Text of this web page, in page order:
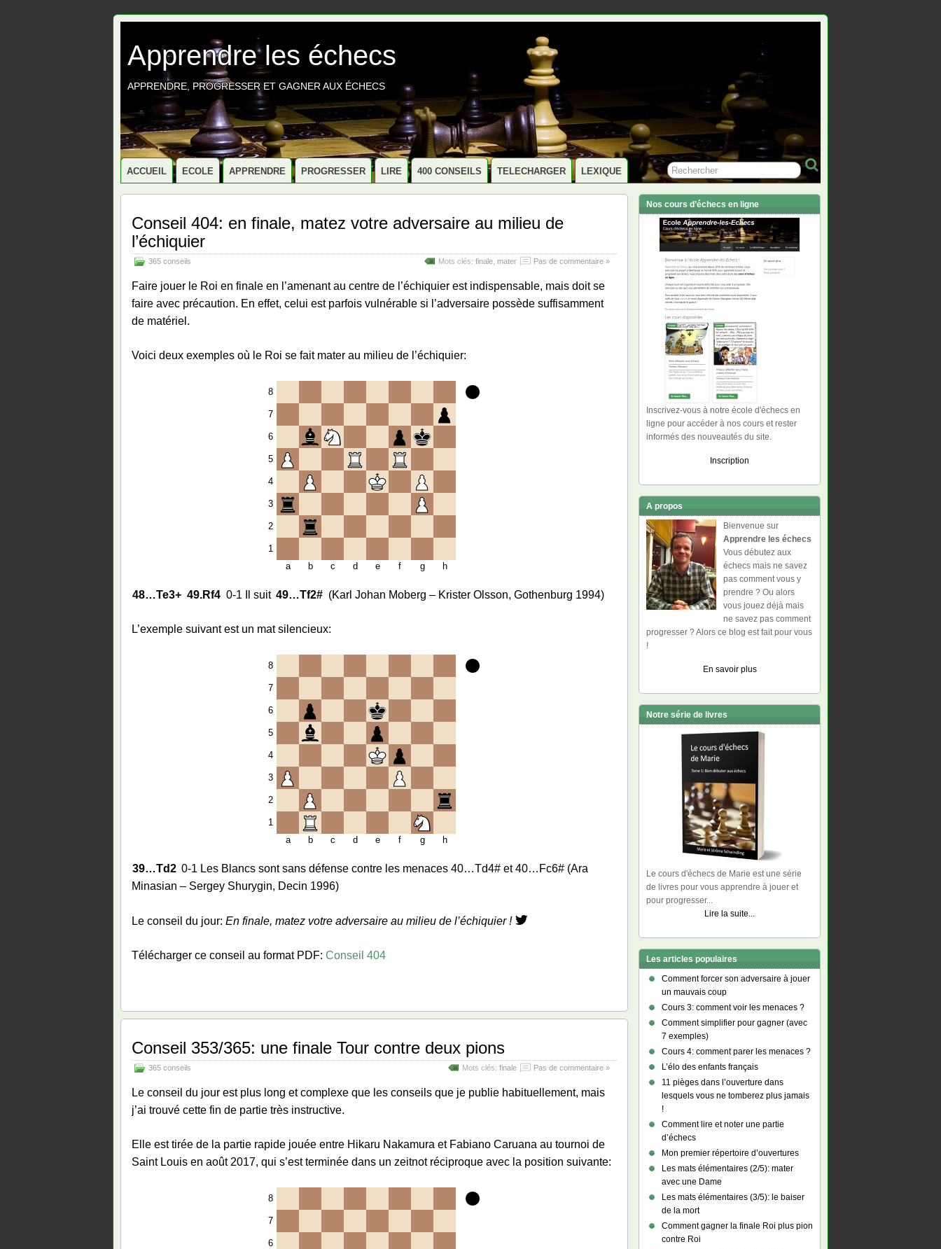
Apprendre les échecs
APPRENDRE, PROGRESSER ET GAGNER AUX ÉCHECS
ACCUEIL ECOLE APPRENDRE PROGRESSER LIRE 400 CONSEILS TELECHARGER LEXIQUE
Conseil 404: en finale, matez votre adversaire au milieu de
l’échiquier
365 conseils Pas de commentaire »
Mots clés: finale mater
Faire jouer le Roi en finale en l’amenant au centre de l’échiquier est indispensable, mais doit se
faire avec précaution. En effet, celui est parfois vulnérable si l’adversaire possède suffisamment
de matériel.
Voici deux exemples où le Roi se fait mater au milieu de l’échiquier:
8
7
6
5
4
3
2
1
a
b c d e f g h
48…Te3+ 49.Rf4 0-1 Il suit 49…Tf2# (Karl Johan Moberg – Krister Olsson, Gothenburg 1994)
L’exemple suivant est un mat silencieux:
8
7
6
5
4
3
2
1
a
b c d e f g h
39…Td2 0-1 Les Blancs sont sans défense contre les menaces 40…Td4# et 40…Fc6# (Ara
Minasian – Sergey Shurygin, Decin 1996)
Le conseil du jour: En finale, matez votre adversaire au milieu de l’échiquier !
Télécharger ce conseil au format PDF: Conseil 404
Conseil 353/365: une finale Tour contre deux pions
365 conseils Pas de commentaire »
Mots clés: finale
Le conseil du jour est plus long et complexe que les conseils que je publie habituellement, mais
j’ai trouvé cette fin de partie très instructive.
Elle est tirée de la partie rapide jouée entre Hikaru Nakamura et Fabiano Caruana au tournoi de
Saint Louis en août 2017, qui s’est terminée dans un zeitnot réciproque avec la position suivante:
8
7
6
Nos cours d’échecs en ligne
Inscrivez-vous à notre école d'échecs en
ligne pour accéder à nos cours et rester
informés des nouveautés du site.
Inscription
A propos
Bienvenue sur
Apprendre les échecs
Vous débutez aux
échecs mais ne savez
pas comment vous y
prendre ? Ou alors
vous jouez déjà mais
ne savez pas comment
progresser ? Alors ce blog est fait pour vous
!
En savoir plus
Notre série de livres
Le cours d'échecs de Marie est une série
de livres pour vous apprendre à jouer et
pour progresser...
Lire la suite...
Les articles populaires
Comment forcer son adversaire à jouer
un mauvais coup
Cours 3: comment voir les menaces ?
Comment simplifier pour gagner (avec
7 exemples)
Cours 4: comment parer les menaces ?
L’élo des enfants français
11 pièges dans l’ouverture dans
lesquels vous ne tomberez plus jamais
!
Comment lire et noter une partie
d’échecs
Mon premier répertoire d’ouvertures
Les mats élémentaires (2/5): mater
avec une Dame
Les mats élémentaires (3/5): le baiser
de la mort
Comment gagner la finale Roi plus pion
contre Roi